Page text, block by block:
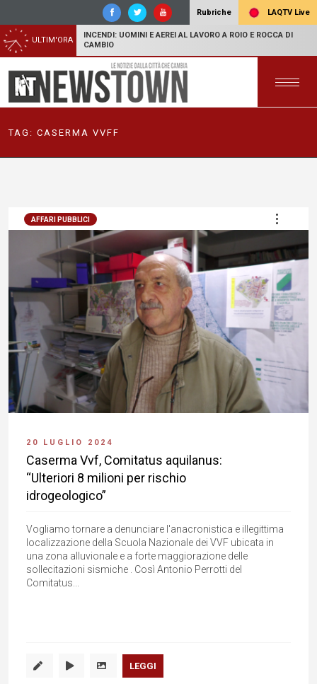
Rubriche LAQTV Live
ULTIM'ORA
INCENDI: UOMINI E AEREI AL LAVORO A ROIO E ROCCA DI
CAMBIO
TAG: CASERMA VVFF
AFFARI PUBBLICI
20 LUGLIO 2024
Caserma Vvf, Comitatus aquilanus:
“Ulteriori 8 milioni per rischio
idrogeologico”
Vogliamo tornare a denunciare l'anacronistica e illegittima
localizzazione della Scuola Nazionale dei VVF ubicata in
una zona alluvionale e a forte maggiorazione delle
sollecitazioni sismiche . Così Antonio Perrotti del
Comitatus...
LEGGI